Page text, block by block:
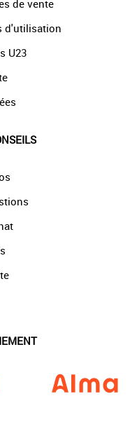
de vente
d'utilisation
U23